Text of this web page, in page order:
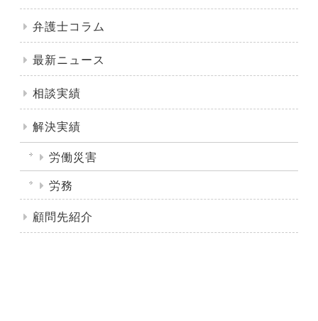
弁護士コラム
最新ニュース
相談実績
解決実績
労働災害
労務
顧問先紹介